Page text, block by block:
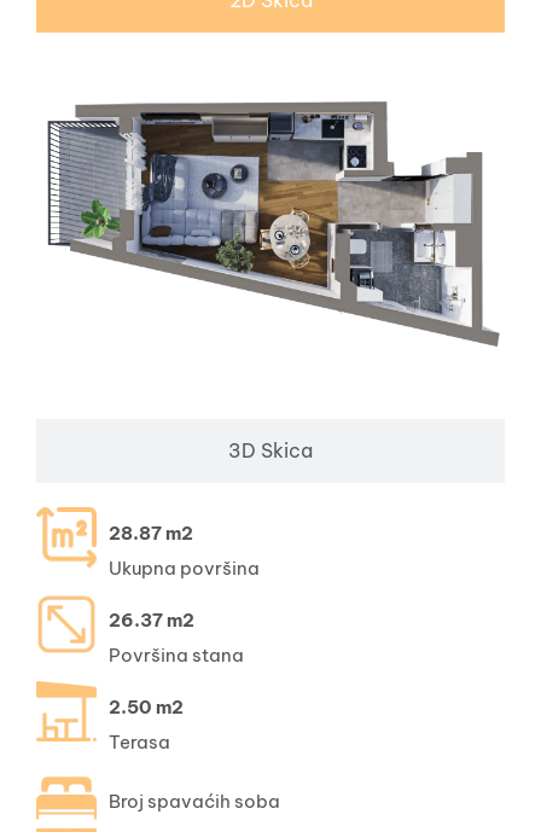
3D Skica
28.87 m2
Ukupna površina
26.37 m2
Površina stana
2.50 m2
Terasa
Broj spavaćih soba